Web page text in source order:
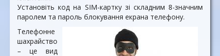
Установіть код на SІМ-картку зі складним 8-значним
па­ролем та пароль блокування екрана телефону.
Телефонне
шахрайство
– це вид